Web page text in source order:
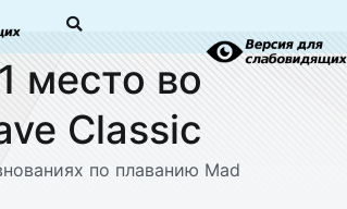
место во
Classic
по плаванию Mad